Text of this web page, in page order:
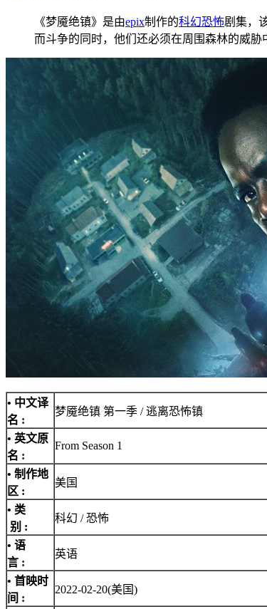
《梦魇绝镇》是由epix制作的科幻恐怖剧集，
而斗争的同时，他们还必须在周围森林的威胁
• 中文译
名 :
梦魇绝镇 第一季 / 逃离恐怖镇
• 英文原
名 :
From Season 1
• 制作地
区 :
美国
• 类
别 :
科幻 / 恐怖
• 语
言 :
英语
• 首映时
间 :
2022-02-20(美国)